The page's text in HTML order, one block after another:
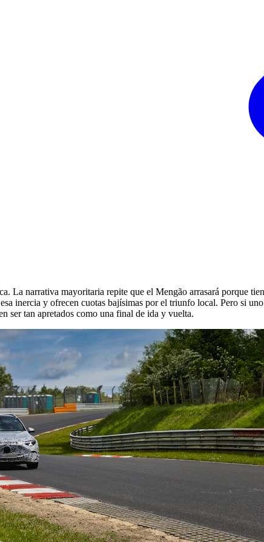
La narrativa mayoritaria repite que el Mengão arrasará porque
inercia y ofrecen cuotas bajísimas por el triunfo local. Pero si
ser tan apretados como una final de ida y vuelta.